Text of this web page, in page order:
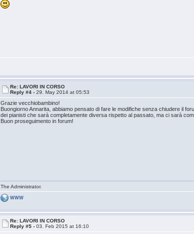
Re: LAVORI IN CORSO
Reply #4 -29. May 2014 at 05:53
Grazie vecchiobambino!
Buongiorno Annarita, abbiamo pensato di fare le modifiche senza chiudere il
dei pianisti che sarà completamente diversa rispetto al passato, ma ci sarà
Buon proseguimento in forum!
The Administrator.
WWW
Re: LAVORI IN CORSO
Reply #5 -03. Feb 2015 at 16:10